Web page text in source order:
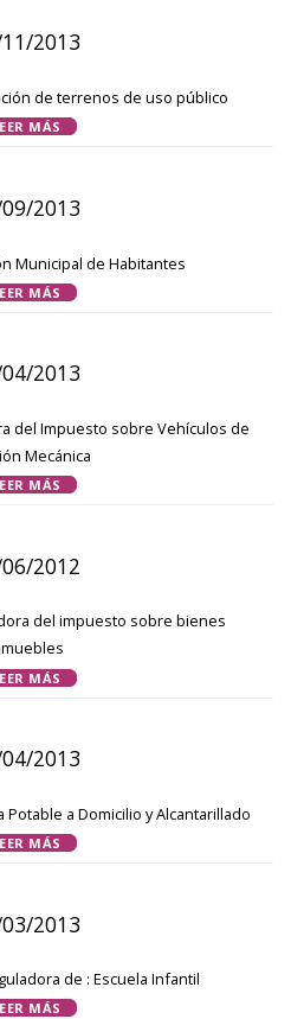
2013
de terrenos de uso público
MÁS
2013
Municipal de Habitantes
MÁS
2013
del Impuesto sobre Vehículos de
Mecánica
MÁS
2012
del impuesto sobre bienes
MÁS
2013
a Domicilio y Alcantarillado
MÁS
2013
de : Escuela Infantil
MÁS